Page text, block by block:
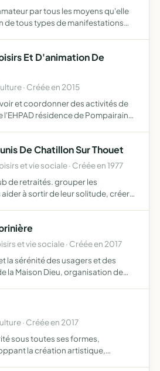
par tous les moyens qu'elle
de tous types de manifestations
Et D'animation De
· Créée en 2015
et coordonner des activités de
l'EHPAD résidence de Pompairain
De Chatillon Sur Thouet
et vie sociale · Créée en 1977
de retraités. grouper les
à sortir de leur solitude, créer
et vie sociale · Créée en 2017
la sérénité des usagers et des
la Maison Dieu, organisation de
· Créée en 2017
sous toutes ses formes,
la création artistique,